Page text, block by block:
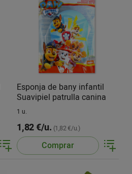
Esponja de bany infantil
Suavipiel patrulla canina
1 u.
1,82 €/u. (1,82 €/u.)
Comprar